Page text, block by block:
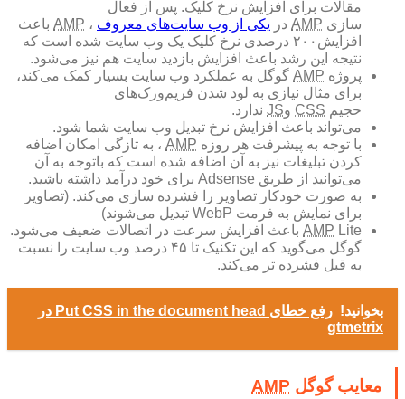
مقالات برای افزایش نرخ کلیک. پس از فعال
سازیAMPدر یکی از وب سایت‌های معروف ، AMPباعث
افزایش۲۰۰ درصدی نرخ کلیک یک وب سایت شده است که
نتیجه این رشد باعث افزایش بازدید سایت هم نیز می‌شود.
پروژهAMPگوگل به عملکرد وب سایت بسیار کمک می‌کند،
برای مثال نیازی به لود شدن فریم‌ورک‌های
حجیمCSSو JSندارد.
می‌تواند باعث افزایش نرخ تبدیل وب سایت شما شود.
با‌ توجه به پیشرفت هر روزهAMP، به تازگی امکان اضافه
کردن تبلیغات نیز به آن اضافه شده است که با‌توجه به آن
می‌توانید از طریق Adsense برای خود در‌آمد داشته باشید.
به صورت خودکار تصاویر را فشرده سازی می‌کند. (تصاویر
برای نمایش به فرمت WebP تبدیل می‌شوند)
AMPLite باعث افزایش سرعت در اتصالات ضعیف می‌شود.
گوگل می‌گوید که این تکنیک تا ۴۵ درصد وب سایت را نسبت
به قبل فشرده تر می‌کند.
بخوانید!
رفع خطای Put CSS in the document head در
gtmetrix
معایب گوگلAMP